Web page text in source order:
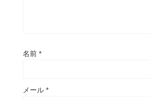
名前 *
メール *